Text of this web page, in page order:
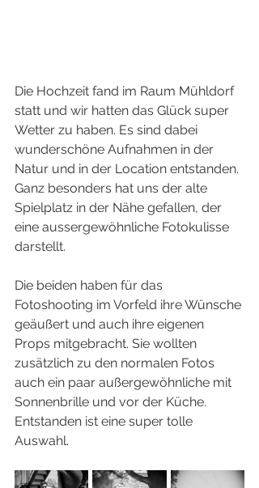
Die Hochzeit fand im Raum Mühldorf
statt und wir hatten das Glück super
Wetter zu haben. Es sind dabei
wunderschöne Aufnahmen in der
Natur und in der Location entstanden.
Ganz besonders hat uns der alte
Spielplatz in der Nähe gefallen, der
eine aussergewöhnliche Fotokulisse
darstellt.
Die beiden haben für das
Fotoshooting im Vorfeld ihre Wünsche
geäußert und auch ihre eigenen
Props mitgebracht. Sie wollten
zusätzlich zu den normalen Fotos
auch ein paar außergewöhnliche mit
Sonnenbrille und vor der Küche.
Entstanden ist eine super tolle
Auswahl.